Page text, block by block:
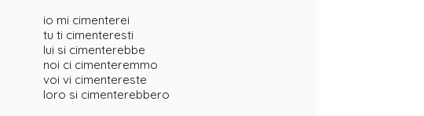
io mi cimenterei
tu ti cimenteresti
lui si cimenterebbe
noi ci cimenteremmo
voi vi cimentereste
loro si cimenterebbero